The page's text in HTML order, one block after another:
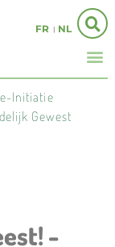
FR NL
Initiatie
Gewest
-